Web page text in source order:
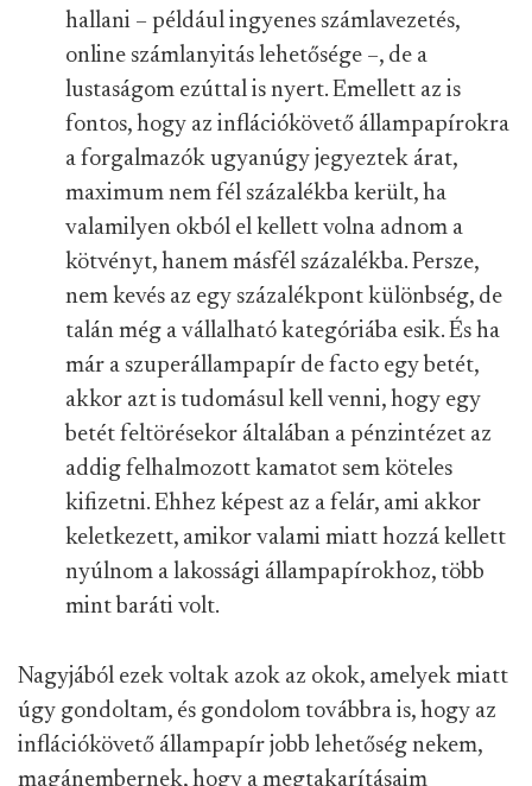
hallani – például ingyenes számlavezetés,
online számlanyitás lehetősége –, de a
lustaságom ezúttal is nyert. Emellett az is
fontos, hogy az inflációkövető állampapírokra
a forgalmazók ugyanúgy jegyeztek árat,
maximum nem fél százalékba került, ha
valamilyen okból el kellett volna adnom a
kötvényt, hanem másfél százalékba. Persze,
nem kevés az egy százalékpont különbség, de
talán még a vállalható kategóriába esik. És ha
már a szuperállampapír de facto egy betét,
akkor azt is tudomásul kell venni, hogy egy
betét feltörésekor általában a pénzintézet az
addig felhalmozott kamatot sem köteles
kifizetni. Ehhez képest az a felár, ami akkor
keletkezett, amikor valami miatt hozzá kellett
nyúlnom a lakossági állampapírokhoz, több
mint baráti volt.
Nagyjából ezek voltak azok az okok, amelyek miatt
úgy gondoltam, és gondolom továbbra is, hogy az
inflációkövető állampapír jobb lehetőség nekem,
magánembernek, hogy a megtakarításaim